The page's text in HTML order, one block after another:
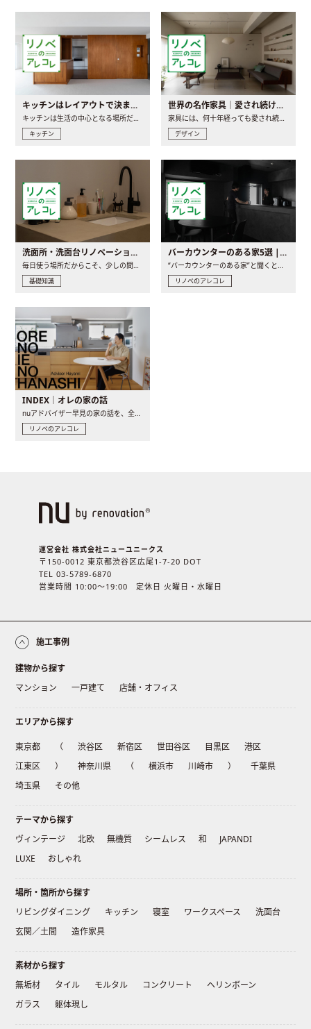
キッチンはレイアウトで決まる。後悔しないための考え方と選び方
キッチン
世界の名作家具｜愛され続ける理由と一生モノとの出会い方
デザイン
洗面所・洗面台リノベーションの事例と間取りアイデア
毎日使う場所だからこそ、少しの間取りの工夫や素材の選び方で..
基礎知識
バーカウンターのある家5選 | 日常に馴染む“距離の近い”キッチンとは
“バーカウンターのある家”と聞くと、少し特別な、大人のための..
リノベのアレコレ
INDEX｜オレの家の話
リノベのアレコレ
運営会社 株式会社ニューユニークス
〒150-0012 東京都渋谷区広尾1-7-20 DOT
TEL 03-5789-6870
営業時間 10:00〜19:00 定休日 火曜日・水曜日
施工事例
建物から探す
マンション
一戸建て 店舗・オフィス
エリアから探す
東京都 （ 渋谷区 新宿区 世田谷区 目黒区
港区
江東区
） 神奈川県 （ 横浜市 川崎市 ）
千葉県
埼玉県
その他
テーマから探す
ヴィンテージ
北欧 無機質 シームレス 和
JAPANDI
LUXE
おしゃれ
場所・箇所から探す
リビングダイニング
キッチン 寝室 ワークスペース
洗面台
玄関／土間
造作家具
素材から探す
無垢材
タイル モルタル コンクリート
ヘリンボーン
ガラス
躯体現し